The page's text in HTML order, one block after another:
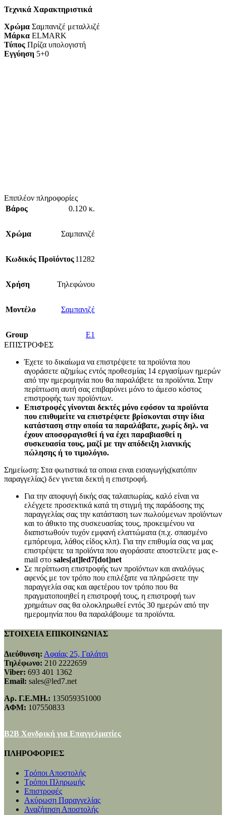
Τεχνικά Χαρακτηριστικά
Χρώμα Σαμπανιζέ μεταλλιζέ
Μάρκα ELMARK
Τύπος Πρίζα υπολογιστή
Εγγύηση 5+0
Επιπλέον πληροφορίες
Βάρος
0.120 κ.
Χρώμα Σαμπανιζέ
Κωδικός Προϊόντος11282
Χρήση Τηλεφώνου
Mοντέλο Σαμπανιζέ
Group
E1
ΕΠΙΣΤΡΟΦΕΣ
Έχετε το δικαίωμα να επιστρέψετε τα προϊόντα που
αγοράσετε αζημίως εντός προθεσμίας 14 εργασίμων ημερών
από την ημερομηνία που θα παραλάβετε τα προϊόντα. Στην
περίπτωση αυτή σας επιβαρύνει μόνο το άμεσο κόστος
επιστροφής των προϊόντων.
Επιστροφές γίνονται δεκτές μόνο εφόσον τα προϊόντα
που επιθυμείτε να επιστρέψετε βρίσκονται στην ίδια
κατάσταση στην οποία τα παραλάβατε, χωρίς δηλ. να
έχουν αποσφραγισθεί ή να έχει παραβιασθεί η
συσκευασία τους, μαζί με την απόδειξη λιανικής
πώλησης ή το τιμολόγιο.
Σημείωση: Στα φωτιστικά τα οποια ειναι εισαγωγής(κατόπιν
παραγγελίας) δεν γινεται δεκτή η επιστροφή.
Για την αποφυγή δικής σας ταλαιπωρίας, καλό είναι να
ελέγχετε προσεκτικά κατά τη στιγμή της παράδοσης της
παραγγελίας σας την κατάσταση των πωλούμενων προϊόντων
και το άθικτο της συσκευασίας τους, προκειμένου να
διαπιστωθούν τυχόν εμφανή ελαττώματα (π.χ. σπασμένο
εμπόρευμα, λάθος είδος κλπ). Για την επιθυμία σας να μας
επιστρέψετε τα προϊόντα που αγοράσατε αποστείλετε μας e-
mail στο sales[at]led7[dot]net
Σε περίπτωση επιστροφής των προϊόντων και αναλόγως
αφενός με τον τρόπο που επιλέξατε να πληρώσετε την
παραγγελία σας και αφετέρου τον τρόπο που θα
πραγματοποιηθεί η επιστροφή τους, η επιστροφή των
χρημάτων σας θα ολοκληρωθεί εντός 30 ημερών από την
ημερομηνία που θα παραλάβουμε τα προϊόντα.
ΣΤΟΙΧΕΙΑ ΕΠΙΚΟΙΝΩΝΙΑΣ
Διεύθυνση: Αφαίας 25, Γαλάτσι
Τηλέφωνο: 210 2222659
Viber: 693 401 1362
Email: sales@led7.net
Αρ. Γ.Ε.ΜΗ.: 135059351000
ΑΦΜ: 107550833
B2B Χονδρική για Επαγγελματίες
ΠΛΗΡΟΦΟΡΙΕΣ
Τρόποι Αποστολής
Τρόποι Πληρωμής
Επιστροφές
Ακύρωση Παραγγελίας
Αναζήτηση Αποστολής